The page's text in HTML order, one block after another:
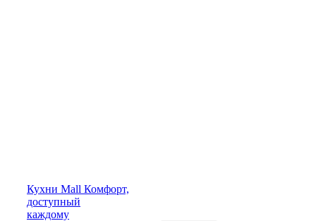
Кухни Mall Комфорт,
доступный
каждому